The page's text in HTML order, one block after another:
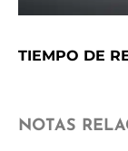
TIEMPO DE
NOTAS